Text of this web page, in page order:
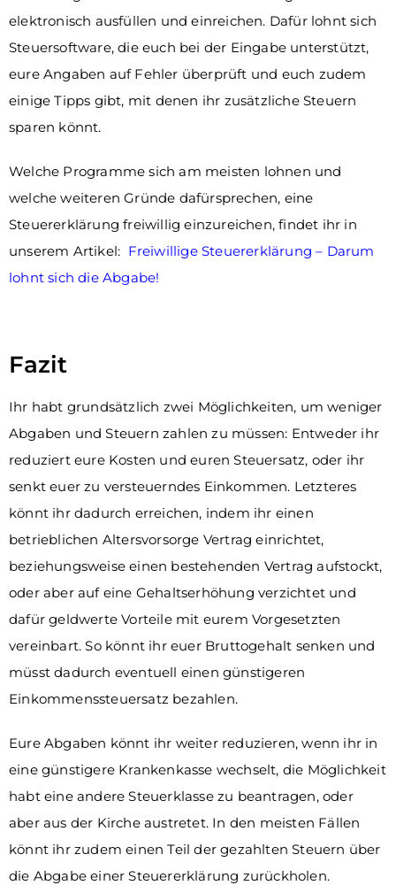
elektronisch ausfüllen und einreichen. Dafür lohnt sich
Steuersoftware, die euch bei der Eingabe unterstützt,
eure Angaben auf Fehler überprüft und euch zudem
einige Tipps gibt, mit denen ihr zusätzliche Steuern
sparen könnt.
Welche Programme sich am meisten lohnen und
welche weiteren Gründe dafürsprechen, eine
Steuererklärung freiwillig einzureichen, findet ihr in
unserem Artikel: Freiwillige Steuererklärung – Darum
lohnt sich die Abgabe!
Fazit
Ihr habt grundsätzlich zwei Möglichkeiten, um weniger
Abgaben und Steuern zahlen zu müssen: Entweder ihr
reduziert eure Kosten und euren Steuersatz, oder ihr
senkt euer zu versteuerndes Einkommen. Letzteres
könnt ihr dadurch erreichen, indem ihr einen
betrieblichen Altersvorsorge Vertrag einrichtet,
beziehungsweise einen bestehenden Vertrag aufstockt,
oder aber auf eine Gehaltserhöhung verzichtet und
dafür geldwerte Vorteile mit eurem Vorgesetzten
vereinbart. So könnt ihr euer Bruttogehalt senken und
müsst dadurch eventuell einen günstigeren
Einkommenssteuersatz bezahlen.
Eure Abgaben könnt ihr weiter reduzieren, wenn ihr in
eine günstigere Krankenkasse wechselt, die Möglichkeit
habt eine andere Steuerklasse zu beantragen, oder
aber aus der Kirche austretet. In den meisten Fällen
könnt ihr zudem einen Teil der gezahlten Steuern über
die Abgabe einer Steuererklärung zurückholen.